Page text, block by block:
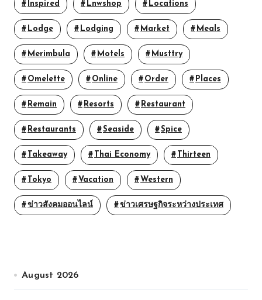
Inspired Lnwshop Locations
Lodge Lodging Market Meals
Merimbula Motels Musttry
Omelette Online Order Places
Remain Resorts Restaurant
Restaurants Seaside Spice
Takeaway Thai Economy Thirteen
Tokyo Vacation Western
ข่าวสังคมออนไลน์ ข่าวเศรษฐกิจระหว่างประเทศ
August 2026